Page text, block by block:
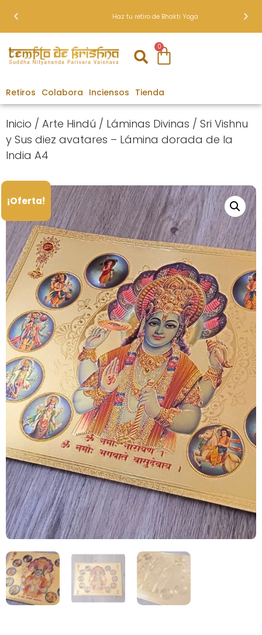
Haz tu retiro de Bhakti Yoga
0
Retiros Colabora Inciensos Tienda
Inicio / Arte Hindú / Láminas Divinas / Sri Vishnu
y Sus diez avatares – Lámina dorada de la
India A4
¡Oferta!